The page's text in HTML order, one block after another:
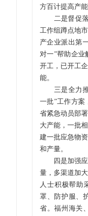
方百计提高产能
二是督促落
工作组蹲点地
产企业派出第
对一”帮助企业
开工，已开工
能。
三是全力推
一批”工作方案
省紧急动员部
大产能，一批
建一批应急物
和产量。
四是加强应
量，多渠道加
人士积极帮助
罩、防护服、
省。福州海关